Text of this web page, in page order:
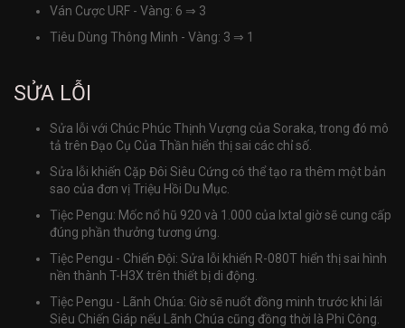
Ván Cược URF - Vàng: 6 ⇒ 3
Tiêu Dùng Thông Minh - Vàng: 3 ⇒ 1
SỬA LỖI
Sửa lỗi với Chúc Phúc Thịnh Vượng của Soraka, trong đó mô
tả trên Đạo Cụ Của Thần hiển thị sai các chỉ số.
Sửa lỗi khiến Cặp Đôi Siêu Cứng có thể tạo ra thêm một bản
sao của đơn vị Triệu Hồi Du Mục.
Tiệc Pengu: Mốc nổ hũ 920 và 1.000 của Ixtal giờ sẽ cung cấp
đúng phần thưởng tương ứng.
Tiệc Pengu - Chiến Đội: Sửa lỗi khiến R-080T hiển thị sai hình
nền thành T-H3X trên thiết bị di động.
Tiệc Pengu - Lãnh Chúa: Giờ sẽ nuốt đồng minh trước khi lái
Siêu Chiến Giáp nếu Lãnh Chúa cũng đồng thời là Phi Công.